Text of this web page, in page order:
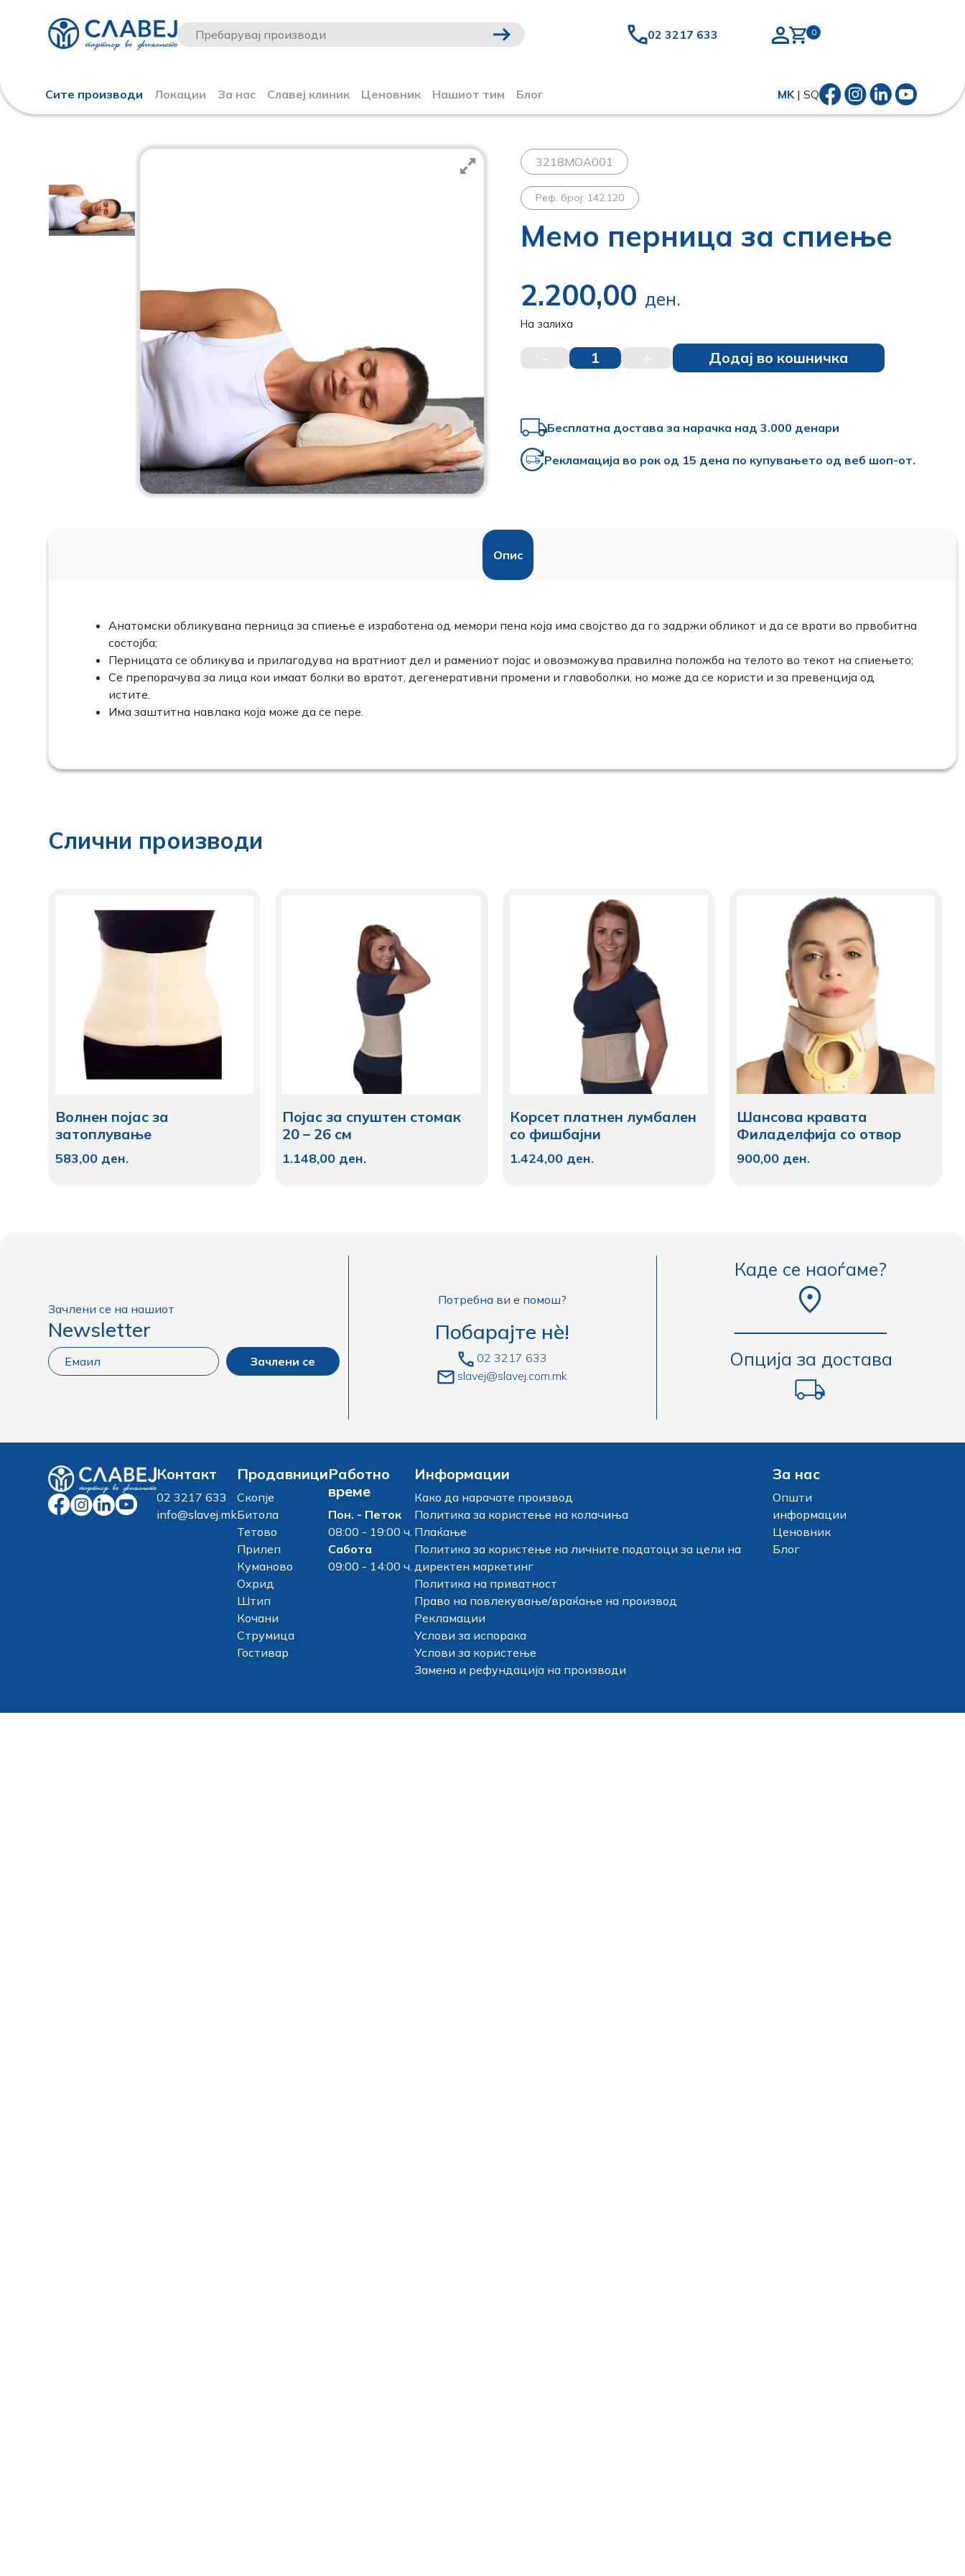
02 3217 633
Сите производи Локации За нас Славеј клиник Ценовник Нашиот тим Блог MK| SQ
3218MOA001
Реф. број: 142.120
Мемо перница за спиење
2.200,00 ден.
На залиха
- 1 + Додај во кошничка
Бесплатна достава за нарачка над 3.000 денари
Рекламација во рок од 15 дена по купувањето од веб шоп-от.
Опис
Анатомски обликувана перница за спиење е изработена од мемори пена која има својство да го задржи обликот и да се врати во првобитна
состојба;
Перницата се обликува и прилагодува на вратниот дел и рамениот појас и овозможува правилна положба на телото во текот на спиењетo;
Се препорачува за лица кои имаат болки во вратот, дегенеративни промени и главоболки, но може да се користи и за превенција од
истите.
Има заштитна навлака која може да се пере.
Слични производи
Волнен појас за
затоплување
583,00 ден.
Појас за спуштен стомак
20 – 26 см
1.148,00 ден.
Корсет платнен лумбален
со фишбајни
1.424,00 ден.
Шансова кравата
Филаделфија со отвор
900,00 ден.
Зачлени се на нашиот
Newsletter
Зачлени се
Потребна ви е помош?
Побарајте нè!
02 3217 633
slavej@slavej.com.mk
Каде се наоѓаме?
Опција за достава
Контакт
02 3217 633
info@slavej.mk
Продавници
Скопје
Битола
Тетово
Прилеп
Куманово
Охрид
Штип
Кочани
Струмица
Гостивар
Работно
време
Пон. - Петок
08:00 - 19:00 ч.
Сабота
09:00 - 14:00 ч.
Информации
Како да нарачате производ
Политика за користење на колачиња
Плаќање
Политика за користење на личните податоци за цели на
директен маркетинг
Политика на приватност
Право на повлекување/враќање на производ
Рекламации
Услови за испорака
Услови за користење
Замена и рефундација на производи
За нас
Општи
информации
Ценовник
Блог